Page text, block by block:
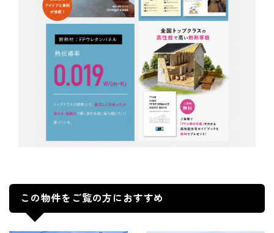
この物件をご覧の方におすすめ